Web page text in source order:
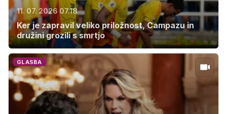
11. 07. 2026 07.18
Ker je zapravil veliko priložnost, Campazu in
družini grozili s smrtjo
GLASBA